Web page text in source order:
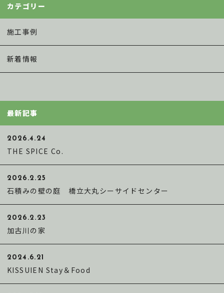
k
カテゴリー
施工事例
新着情報
最新記事
2026.4.24
THE SPICE Co.
2026.2.25
石積みの壁の庭 橋立大丸シーサイドセンター
2026.2.23
加古川の家
2024.6.21
KISSUIEN Stay＆Food